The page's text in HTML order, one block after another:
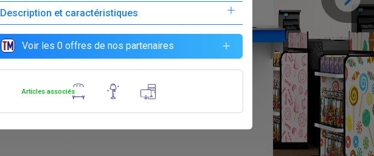
Description et caractéristiques
Voir les 0 offres de nos partenaires
Articles associés